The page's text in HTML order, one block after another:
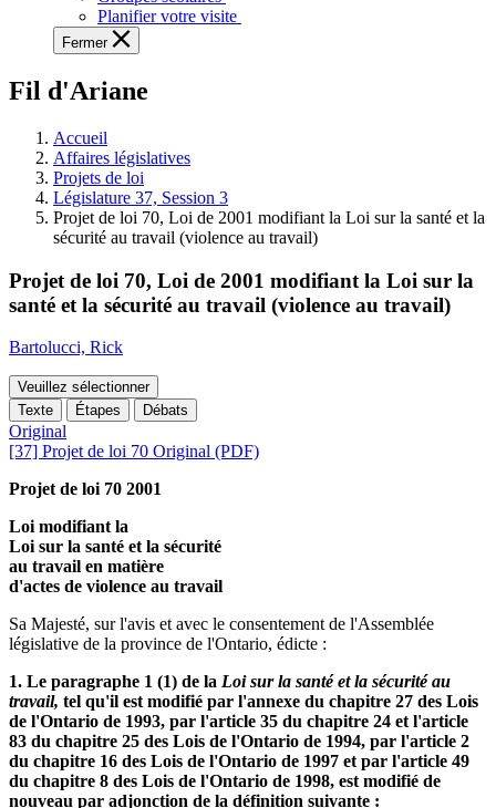
apprendre
et
à
à
législative.
Planifier votre visite
Fermer
Fil d'Ariane
Accueil
Affaires législatives
Projets de loi
Législature 37, Session 3
Projet de loi 70, Loi de 2001 modifiant la Loi sur la santé et la
sécurité au travail (violence au travail)
Projet de loi 70, Loi de 2001 modifiant la Loi sur la
santé et la sécurité au travail (violence au travail)
Bartolucci, Rick
Veuillez sélectionner
Texte
Étapes Débats
Original
[37] Projet de loi 70 Original (PDF)
Projet de loi 70 2001
Loi modifiant la
Loi sur la santé et la sécurité
au travail en matière
d'actes de violence au travail
Sa Majesté, sur l'avis et avec le consentement de l'Assemblée
législative de la province de l'Ontario, édicte :
1. Le paragraphe 1 (1) de la Loi sur la santé et la sécurité au
travail, tel qu'il est modifié par l'annexe du chapitre 27 des Lois
de l'Ontario de 1993, par l'article 35 du chapitre 24 et l'article
83 du chapitre 25 des Lois de l'Ontario de 1994, par l'article 2
du chapitre 16 des Lois de l'Ontario de 1997 et par l'article 49
du chapitre 8 des Lois de l'Ontario de 1998, est modifié de
nouveau par adjonction de la définition suivante :